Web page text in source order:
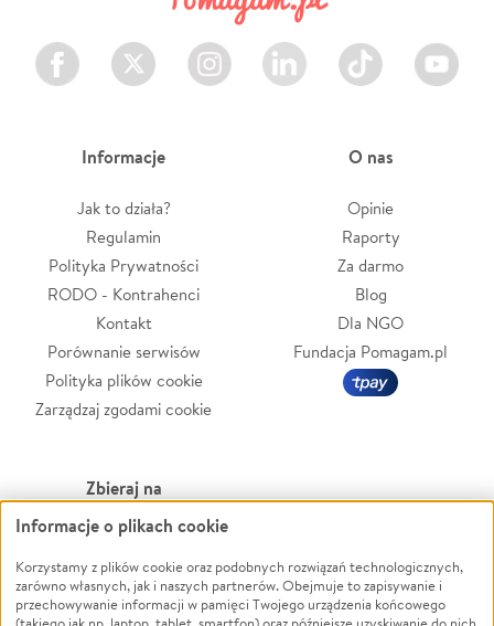
Facebook Twitter Instagram LinkedIn TikTok Youtube
Informacje
Jak to działa?
Regulamin
Polityka Prywatności
RODO - Kontrahenci
Kontakt
Porównanie serwisów
Polityka plików cookie
Zarządzaj zgodami cookie
O nas
Opinie
Raporty
Za darmo
Blog
Dla NGO
Fundacja Pomagam.pl
Zbieraj na
Leczenie
Zwierzęta
Pożar
Powódź
Wichura
Informacje o plikach cookie
Korzystamy z plików cookie oraz podobnych rozwiązań technologicznych,
zarówno własnych, jak i naszych partnerów. Obejmuje to zapisywanie i
przechowywanie informacji w pamięci Twojego urządzenia końcowego